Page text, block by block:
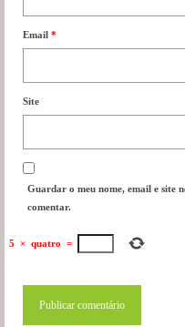
Email *
Site
Guardar o meu nome, email e site
comentar.
5 × quatro =